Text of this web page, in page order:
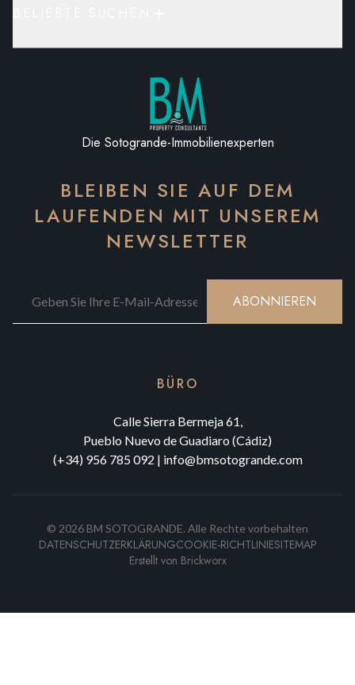
Die Sotogrande-Immobilienexperten
BLEIBEN SIE AUF DEM
LAUFENDEN MIT UNSEREM
NEWSLETTER
ABONNIEREN
BÜRO
Calle Sierra Bermeja 61,
Pueblo Nuevo de Guadiaro (Cádiz)
(+34) 956 785 092 | info@bmsotogrande.com
© 2026 BM SOTOGRANDE. Alle Rechte vorbehalten
DATENSCHUTZERKLÄRUNGCOOKIE-RICHTLINIESITEMAP
Erstellt von Brickworx